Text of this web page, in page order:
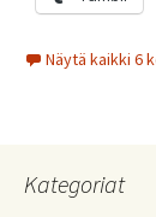
Näytä kaikki 6
Kategoriat